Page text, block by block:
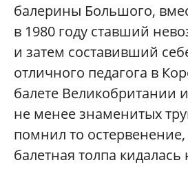
балерины Большого,
в 1980 году ставший
и затем составивший
отличного педагога в
балете Великобритании
не менее знаменитых
помнил то
балетная толпа